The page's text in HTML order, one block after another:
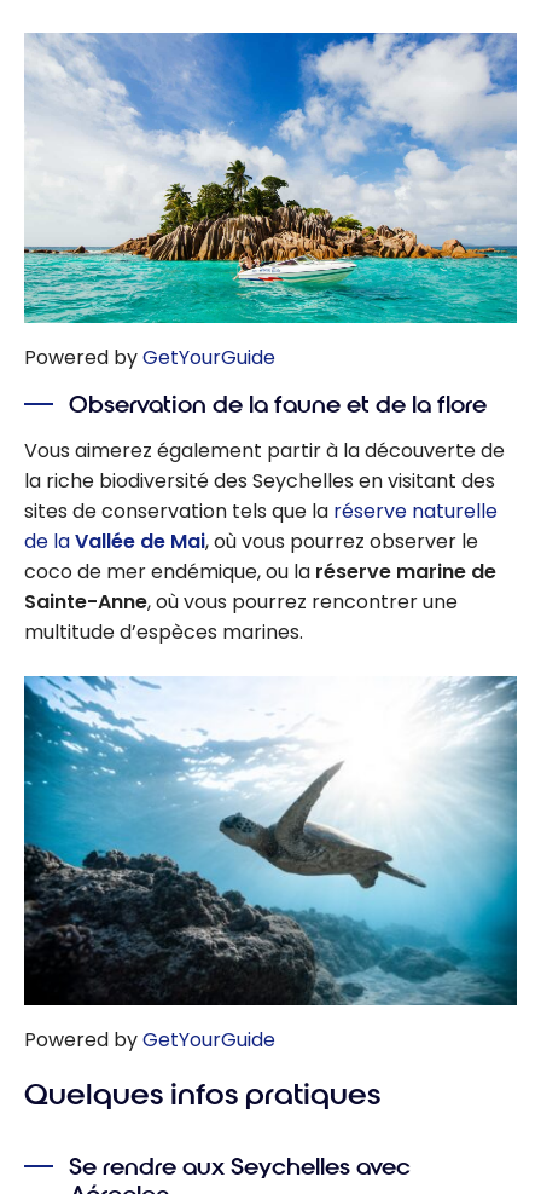
Powered byGetYourGuide
Observation de la faune et de la flore
Vous aimerez également partir à la découverte de
la riche biodiversité des Seychelles en visitant des
sites de conservation tels que la réserve naturelle
de laVallée de Mai, où vous pourrez observer le
coco de mer endémique, ou la réserve marine de
Sainte-Anne, où vous pourrez rencontrer une
multitude d’espèces marines.
Powered byGetYourGuide
Quelques infos pratiques
Se rendre aux Seychelles avec